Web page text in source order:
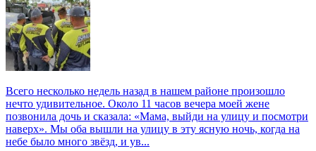
Всего несколько недель назад в нашем районе произошло
нечто удивительное. Около 11 часов вечера моей жене
позвонила дочь и сказала: «Мама, выйди на улицу и посмотри
наверх». Мы оба вышли на улицу в эту ясную ночь, когда на
небе было много звёзд, и ув...